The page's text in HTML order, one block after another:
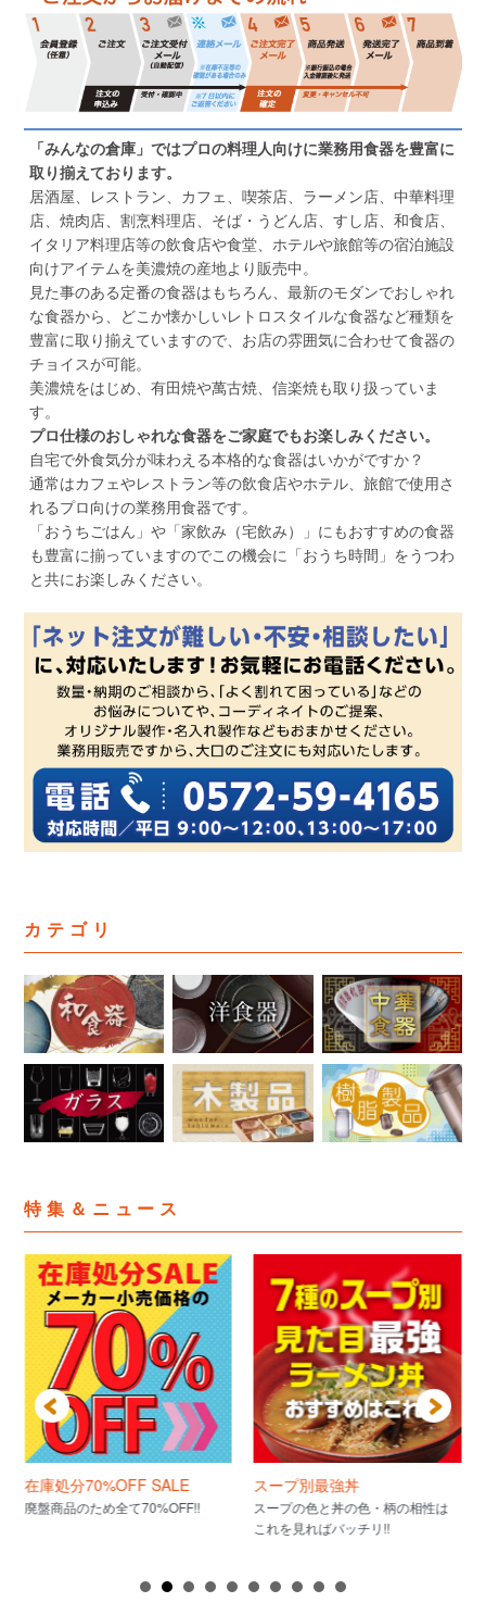
「みんなの倉庫」ではプロの料理人向けに業務用食器を豊富に
取り揃えております。
居酒屋、レストラン、カフェ、喫茶店、ラーメン店、中華料理
店、焼肉店、割烹料理店、そば・うどん店、すし店、和食店、
イタリア料理店等の飲食店や食堂、ホテルや旅館等の宿泊施設
向けアイテムを美濃焼の産地より販売中。
見た事のある定番の食器はもちろん、最新のモダンでおしゃれ
な食器から、どこか懐かしいレトロスタイルな食器など種類を
豊富に取り揃えていますので、お店の雰囲気に合わせて食器の
チョイスが可能。
美濃焼をはじめ、有田焼や萬古焼、信楽焼も取り扱っていま
す。
プロ仕様のおしゃれな食器をご家庭でもお楽しみください。
自宅で外食気分が味わえる本格的な食器はいかがですか？
通常はカフェやレストラン等の飲食店やホテル、旅館で使用さ
れるプロ向けの業務用食器です。
「おうちごはん」や「家飲み（宅飲み）」にもおすすめの食器
も豊富に揃っていますのでこの機会に「おうち時間」をうつわ
と共にお楽しみください。
カテゴリ
特集＆ニュース
在庫処分70%OFF SALE
廃盤商品のため全て70%OFF!!
スープ別最強丼
スープの色と丼の色・柄の相性は
これを見ればバッチリ!!